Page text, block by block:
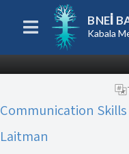
BNEI
Kabala
Communication
Laitman